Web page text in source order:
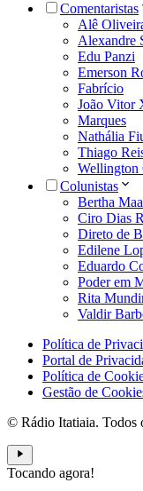
Comentaristas
Alê
Alexandre
Edu Panzi
Emerson
Fabrício
João Vitor
Marques
Nathália
Thiago
Wellington
Colunistas
Bertha
Ciro Dias
Direto de
Edilene
Eduardo
Poder em
Rita
Valdir
Política de
Portal de
Política de
Gestão de
© Rádio Itatiaia. Todos
Tocando agora!